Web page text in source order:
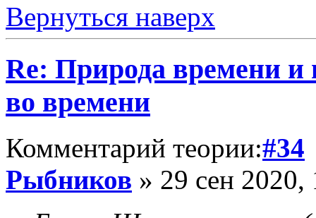
Вернуться наверх
Re: Природа времени и
во времени
Комментарий теории:#34
Рыбников » 29 сен 2020,